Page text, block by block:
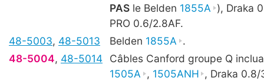
PAS le Belden 1855A ), Draka
PRO 0.6/2.8AF.
48-5003, 48-5013 Belden 1855A .
48-5004, 48-5014
Câbles Canford groupe Q
1505A , 1505ANH , Draka 0.8/